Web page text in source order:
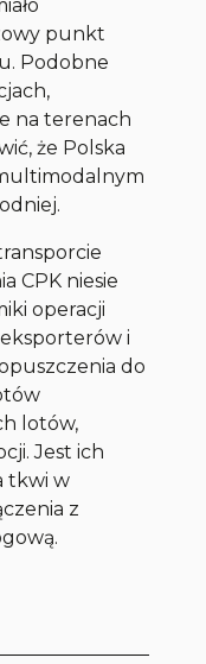
punkt
Podobne
na terenach
że Polska
CPK niesie
operacji
i
do
lotów,
Jest ich
tkwi w
z